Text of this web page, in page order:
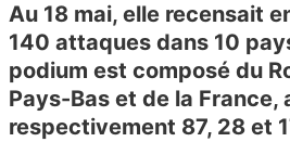
Au 18 mai, elle recensait
140 attaques dans 10
podium est composé du
Pays-Bas et de la France,
respectivement 87, 28 et